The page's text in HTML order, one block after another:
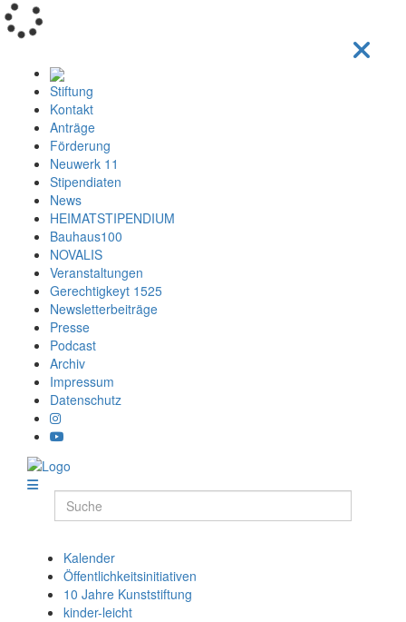
Stiftung
Kontakt
Anträge
Förderung
Neuwerk 11
Stipendiaten
News
HEIMATSTIPENDIUM
Bauhaus100
NOVALIS
Veranstaltungen
Gerechtigkeyt 1525
Newsletterbeiträge
Presse
Podcast
Archiv
Impressum
Datenschutz
Kalender
Öffentlichkeitsinitiativen
10 Jahre Kunststiftung
kinder-leicht